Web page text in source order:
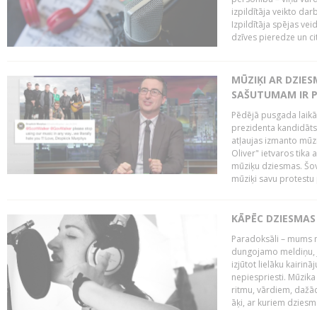
izpildītāja veikto
Izpildītāja spējas
dzīves pieredze un
MŪZIĶI AR
SAŠUTUMAM IR
Pēdējā pusgada
prezidenta
atļaujas izmanto
Oliver" ietvaros tika
mūziķu dziesmas.
mūziķi savu
KĀPĒC
Paradoksāli – mums
dungojamo
izjūtot lielāku
nepiespriesti.
ritmu, vārdiem,
āķi, ar kuriem